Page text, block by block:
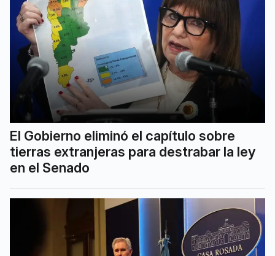
El Gobierno eliminó el capítulo sobre
tierras extranjeras para destrabar la ley
en el Senado